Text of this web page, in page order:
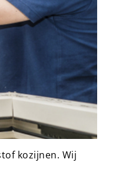
kozijnen. Wij